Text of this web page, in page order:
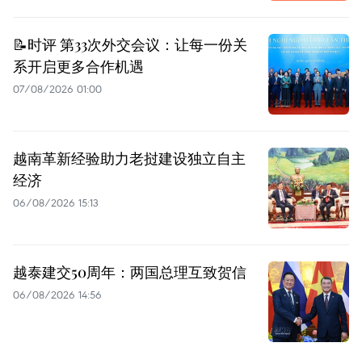
📝时评 第33次外交会议：让每一份关
系开启更多合作机遇
07/08/2026 01:00
越南革新经验助力老挝建设独立自主
经济
06/08/2026 15:13
越泰建交50周年：两国总理互致贺信
06/08/2026 14:56